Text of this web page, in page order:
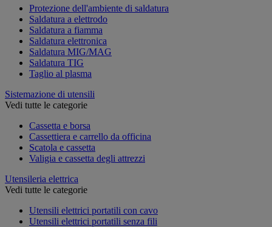
Protezione dell'ambiente di saldatura
Saldatura a elettrodo
Saldatura a fiamma
Saldatura elettronica
Saldatura MIG/MAG
Saldatura TIG
Taglio al plasma
Sistemazione di utensili
Vedi tutte le categorie
Cassetta e borsa
Cassettiera e carrello da officina
Scatola e cassetta
Valigia e cassetta degli attrezzi
Utensileria elettrica
Vedi tutte le categorie
Utensili elettrici portatili con cavo
Utensili elettrici portatili senza fili